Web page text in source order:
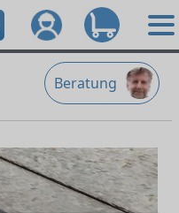
Beratung